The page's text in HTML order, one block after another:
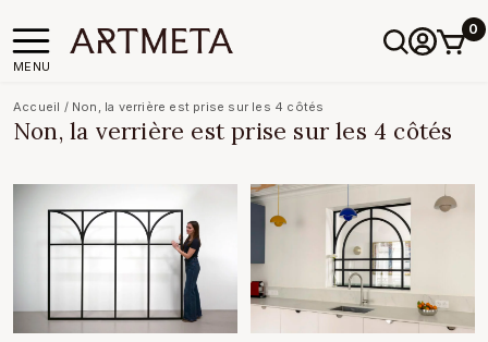
MENU
0
Accueil / Non, la verrière est prise sur les 4 côtés
Non, la verrière est prise sur les 4 côtés